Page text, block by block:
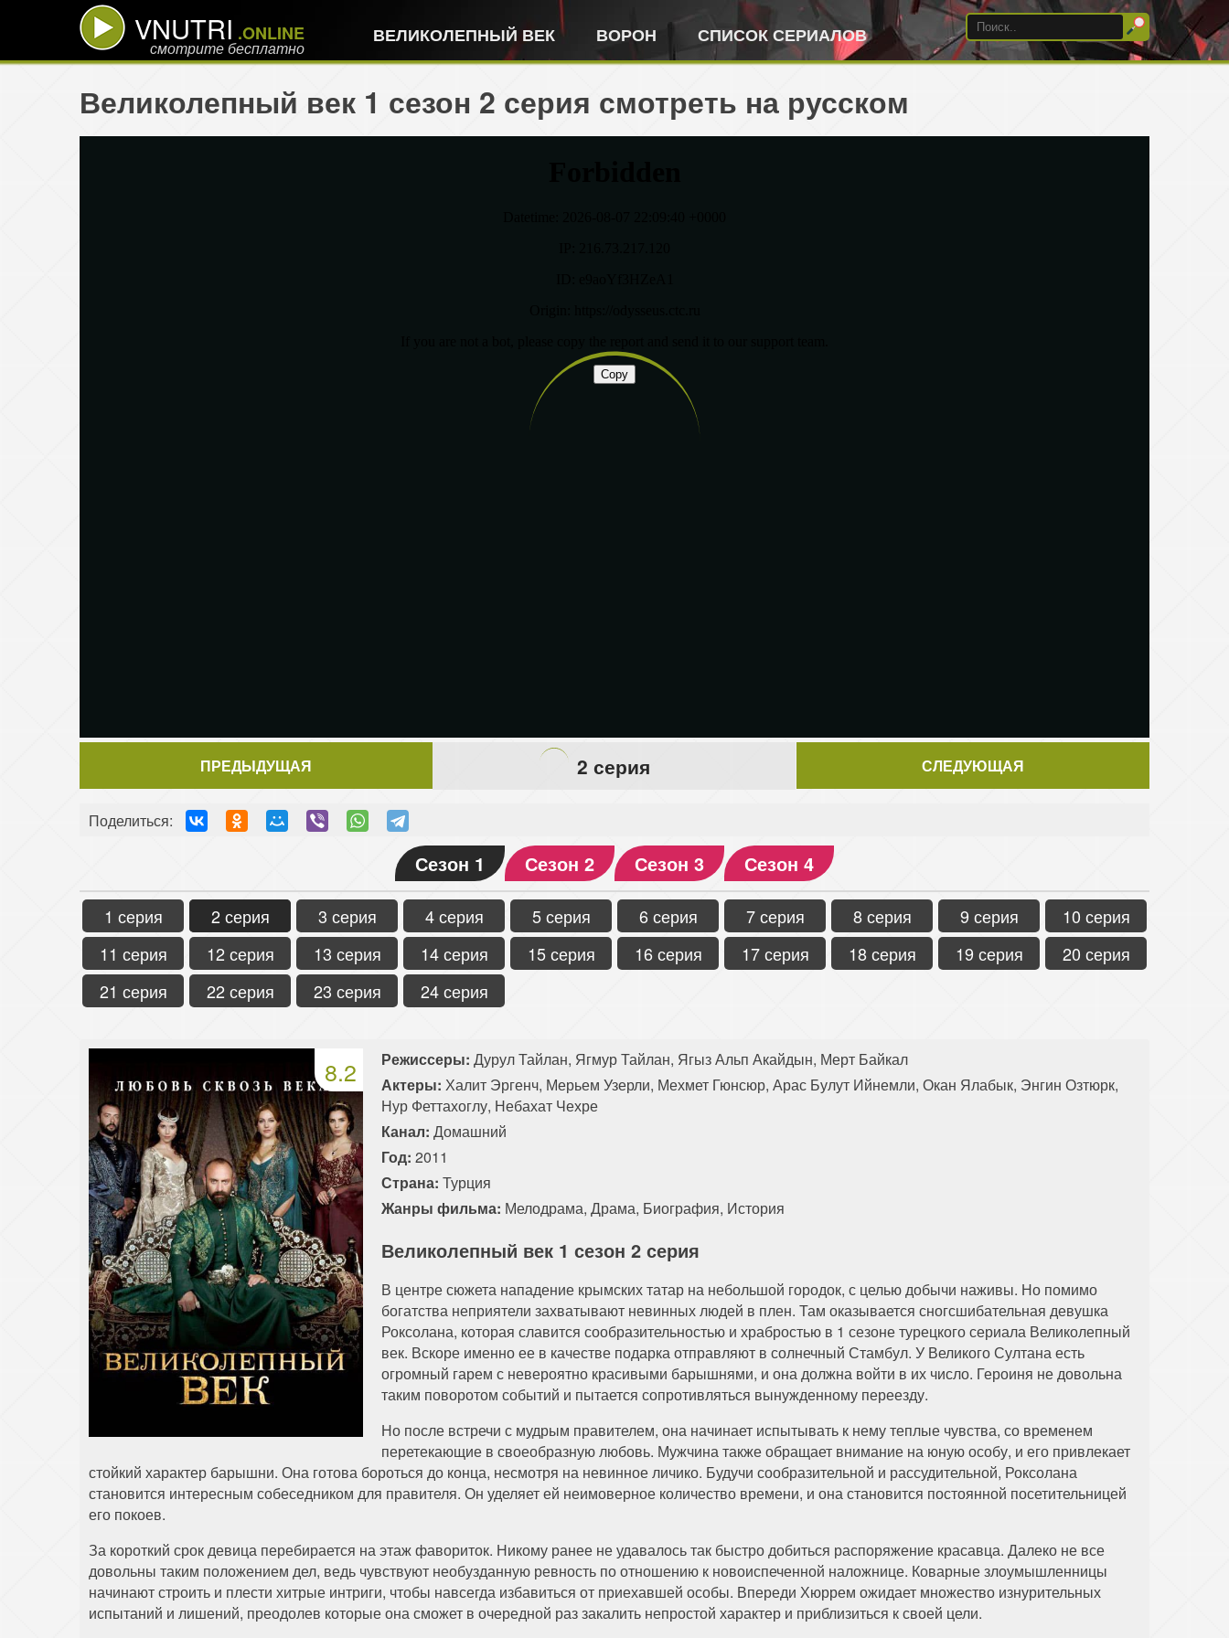
VNUTRI .ONLINE
смотрите бесплатно
ВЕЛИКОЛЕПНЫЙ ВЕК ВОРОН СПИСОК СЕРИАЛОВ
Великолепный век 1 сезон 2 серия смотреть на русском
ПРЕДЫДУЩАЯ 2 серия СЛЕДУЮЩАЯ
Поделиться:
Сезон 1 Сезон 2 Сезон 3 Сезон 4
1 серия 2 серия 3 серия 4 серия 5 серия 6 серия 7 серия 8 серия 9 серия
10 серия
11 серия
12 серия 13 серия 14 серия 15 серия 16 серия 17 серия 18 серия 19 серия
20 серия
21 серия
22 серия 23 серия 24 серия
8.2 Режиссеры: Дурул Тайлан, Ягмур Тайлан, Ягыз Альп Акайдын, Мерт Байкал
Актеры: Халит Эргенч, Мерьем Узерли, Мехмет Гюнсюр, Арас Булут Ийнемли, Окан Ялабык, Энгин Озтюрк,
Нур Феттахоглу, Небахат Чехре
Канал: Домашний
Год: 2011
Страна: Турция
Жанры фильма: Мелодрама, Драма, Биография, История
Великолепный век 1 сезон 2 серия
В центре сюжета нападение крымских татар на небольшой городок, с целью добычи наживы. Но помимо
богатства неприятели захватывают невинных людей в плен. Там оказывается сногсшибательная девушка
Роксолана, которая славится сообразительностью и храбростью в 1 сезоне турецкого сериала Великолепный
век. Вскоре именно ее в качестве подарка отправляют в солнечный Стамбул. У Великого Султана есть
огромный гарем с невероятно красивыми барышнями, и она должна войти в их число. Героиня не довольна
таким поворотом событий и пытается сопротивляться вынужденному переезду.
Но после встречи с мудрым правителем, она начинает испытывать к нему теплые чувства, со временем
перетекающие в своеобразную любовь. Мужчина также обращает внимание на юную особу, и его привлекает
стойкий характер барышни. Она готова бороться до конца, несмотря на невинное личико. Будучи сообразительной и рассудительной, Роксолана
становится интересным собеседником для правителя. Он уделяет ей неимоверное количество времени, и она становится постоянной посетительницей
его покоев.
За короткий срок девица перебирается на этаж фавориток. Никому ранее не удавалось так быстро добиться распоряжение красавца. Далеко не все
довольны таким положением дел, ведь чувствуют необузданную ревность по отношению к новоиспеченной наложнице. Коварные злоумышленницы
начинают строить и плести хитрые интриги, чтобы навсегда избавиться от приехавшей особы. Впереди Хюррем ожидает множество изнурительных
испытаний и лишений, преодолев которые она сможет в очередной раз закалить непростой характер и приблизиться к своей цели.